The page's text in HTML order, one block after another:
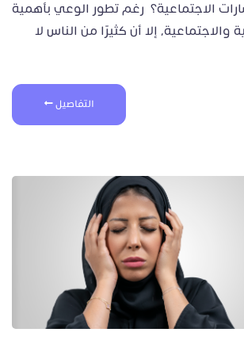
الاجتماعية؟ رغم تطور الوعي بأهمية
والاجتماعية، إلا أن كثيرًا من الناس لا
التفاصيل